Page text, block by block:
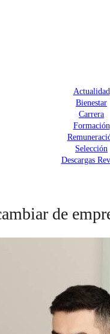
Actualidad
Bienestar
Carrera
Formación
Selección
Descargas
de